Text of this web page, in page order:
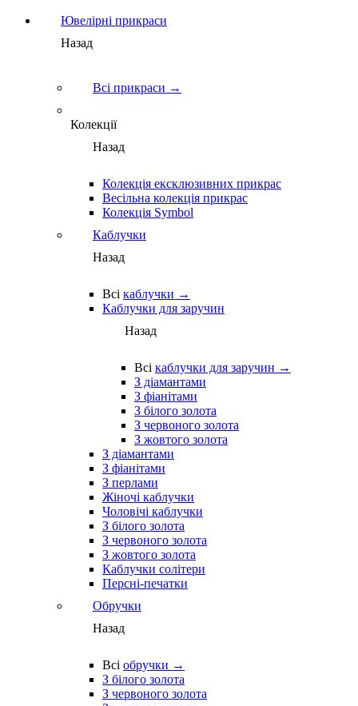
Ювелірні прикраси
Назад
Всі прикраси →
Колекції
Назад
Колекція ексклюзивних прикрас
Весільна колекція прикрас
Колекція Symbol
Каблучки
Назад
Всі каблучки →
Каблучки для заручин
Назад
Всі каблучки для заручин →
З діамантами
З фіанітами
З білого золота
З червоного золота
З жовтого золота
З діамантами
З фіанітами
З перлами
Жіночі каблучки
Чоловічі каблучки
З білого золота
З червоного золота
З жовтого золота
Каблучки солітери
Персні-печатки
Обручки
Назад
Всі обручки →
З білого золота
З червоного золота